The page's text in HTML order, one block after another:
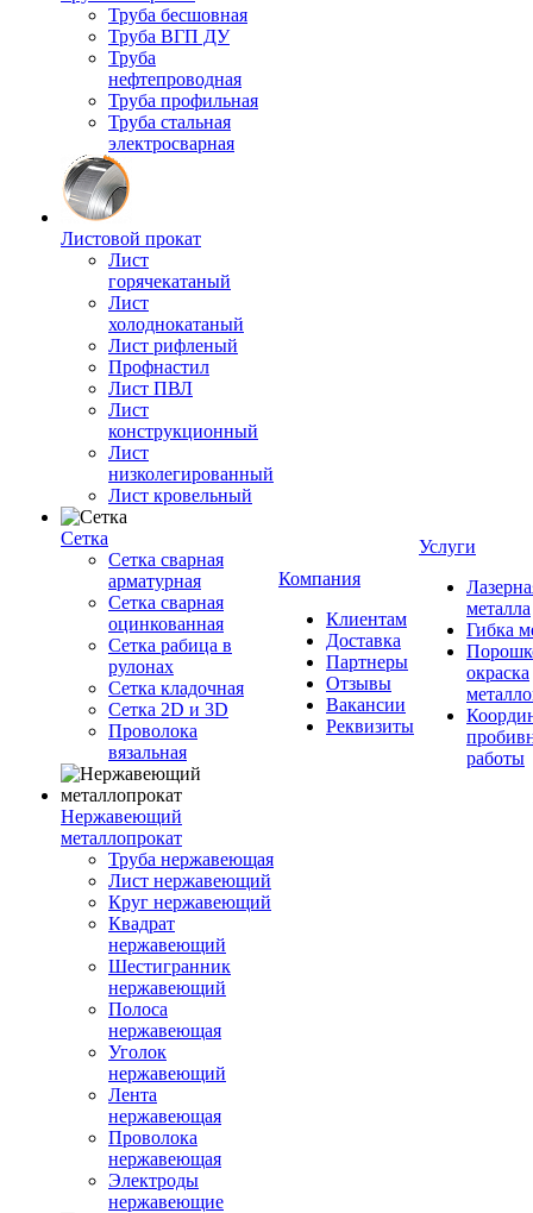
Труба бесшовная
Труба ВГП ДУ
Труба
нефтепроводная
Труба профильная
Труба стальная
электросварная
Листовой прокат
Лист
горячекатаный
Лист
холоднокатаный
Лист рифленый
Профнастил
Лист ПВЛ
Лист
конструкционный
Лист
низколегированный
Лист кровельный
Сетка
Сетка сварная
арматурная
Сетка сварная
оцинкованная
Сетка рабица в
рулонах
Сетка кладочная
Сетка 2D и 3D
Проволока
вязальная
Нержавеющий
металлопрокат
Труба нержавеющая
Лист нержавеющий
Круг нержавеющий
Квадрат
нержавеющий
Шестигранник
нержавеющий
Полоса
нержавеющая
Уголок
нержавеющий
Лента
нержавеющая
Проволока
нержавеющая
Электроды
нержавеющие
Компания
Клиентам
Доставка
Партнеры
Отзывы
Вакансии
Реквизиты
Услуги
металла
Гибка
окраска
работы